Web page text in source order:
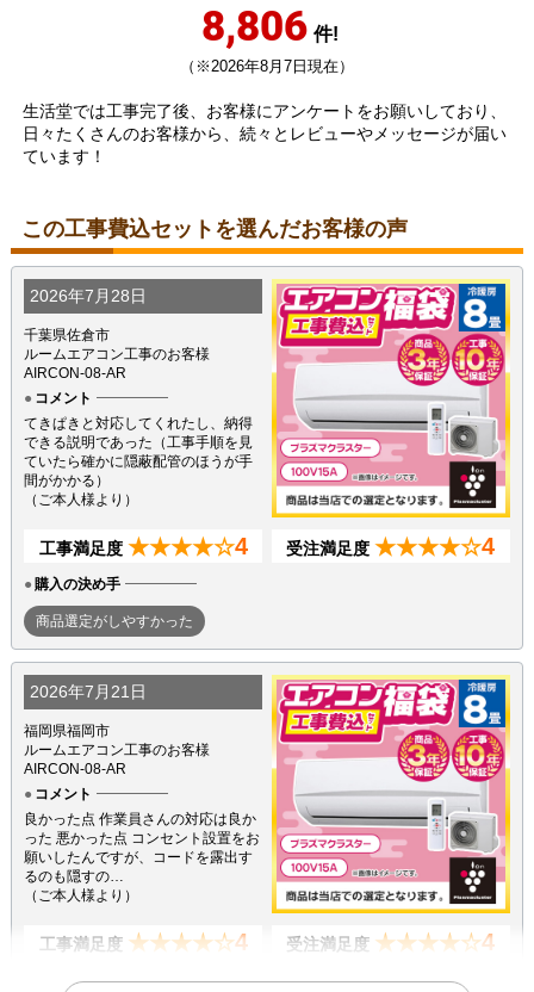
8,806 件!
（※2026年8月7日現在）
生活堂では工事完了後、お客様にアンケートをお願いしており、
日々たくさんのお客様から、続々とレビューやメッセージが届い
ています！
この工事費込セットを選んだお客様の声
2026年7月28日
千葉県佐倉市
ルームエアコン工事のお客様
AIRCON-08-AR
コメント
てきぱきと対応してくれたし、納得
できる説明であった（工事手順を見
ていたら確かに隠蔽配管のほうが手
間がかかる）
（ご本人様より）
工事満足度 ★★★★☆4 受注満足度 ★★★★☆4
購入の決め手
商品選定がしやすかった
2026年7月21日
福岡県福岡市
ルームエアコン工事のお客様
AIRCON-08-AR
コメント
良かった点 作業員さんの対応は良か
った 悪かった点 コンセント設置をお
願いしたんですが、コードを露出す
るのも隠すの…
（ご本人様より）
工事満足度 ★★★★☆4 受注満足度 ★★★★☆4
購入の決め手